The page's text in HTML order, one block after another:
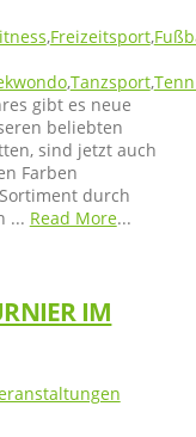
,Freizeitsport,
,Tanzsport,
gibt es neue
beliebten
sind jetzt auch
Farben
durch
... Read More...
IM W